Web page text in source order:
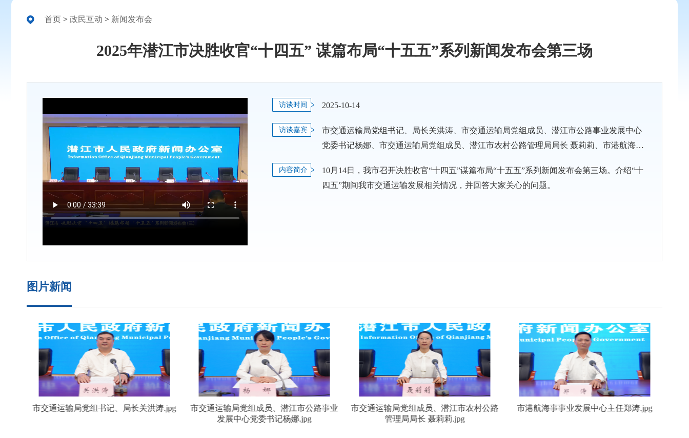
首页 > 政民互动 > 新闻发布会
2025年潜江市决胜收官“十四五” 谋篇布局“十五五”系列新闻发布会第三场
访谈时间 2025-10-14
访谈嘉宾
市交通运输局党组书记、局长关洪涛、市交通运输局党组成员、潜江市公路事业发展中心
党委书记杨娜、市交通运输局党组成员、潜江市农村公路管理局局长 聂莉莉、市港航海事
内容简介
10月14日，我市召开决胜收官“十四五”谋篇布局“十五五”系列新闻发布会第三场。介绍“十
四五”期间我市交通运输发展相关情况，并回答大家关心的问题。
图片新闻
市交通运输局党组书记、局长关洪涛.jpg
市交通运输局党组成员、潜江市公路事业
发展中心党委书记杨娜.jpg
市交通运输局党组成员、潜江市农村公路
管理局局长 聂莉莉.jpg
市港航海事事业发展中心主任郑涛.jpg